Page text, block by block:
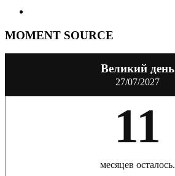
MOMENT SOURCE
Великий день
27/07/2027
11
месяцев осталось.